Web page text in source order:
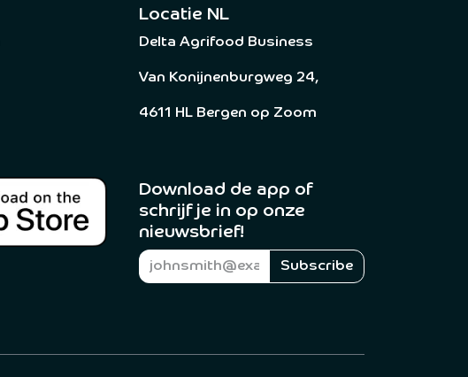
Locatie NL
Delta Agrifood Business
Van Konijnenburgweg 24,
4611 HL Bergen op Zoom
Download de app of
schrijf je in op onze
nieuwsbrief! ​
Subscribe